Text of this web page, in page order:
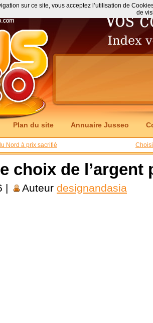
Plan du site Annuaire Jusseo
Nord à prix sacrifié
choix de
| Auteur designandasia
sur ce site, vous acceptez l’utilisation de
de